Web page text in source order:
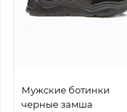
Мужские ботинки
черные замша